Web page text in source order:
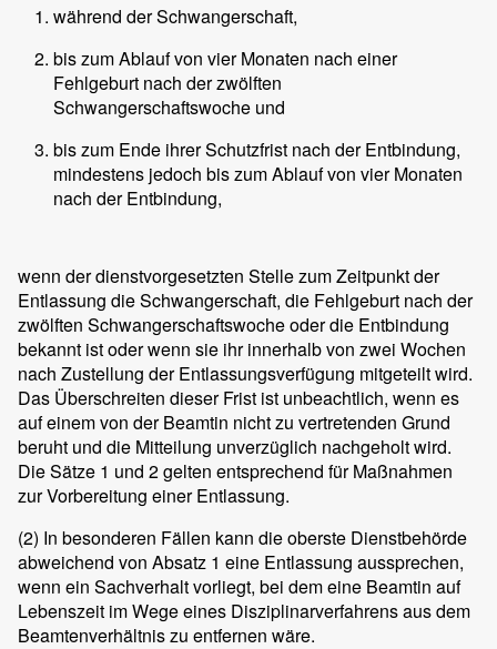
während der Schwangerschaft,
bis zum Ablauf von vier Monaten nach einer
Fehlgeburt nach der zwölften
Schwangerschaftswoche und
bis zum Ende ihrer Schutzfrist nach der Entbindung,
mindestens jedoch bis zum Ablauf von vier Monaten
nach der Entbindung,
wenn der dienstvorgesetzten Stelle zum Zeitpunkt der
Entlassung die Schwangerschaft, die Fehlgeburt nach der
zwölften Schwangerschaftswoche oder die Entbindung
bekannt ist oder wenn sie ihr innerhalb von zwei Wochen
nach Zustellung der Entlassungsverfügung mitgeteilt wird.
Das Überschreiten dieser Frist ist unbeachtlich, wenn es
auf einem von der Beamtin nicht zu vertretenden Grund
beruht und die Mitteilung unverzüglich nachgeholt wird.
Die Sätze 1 und 2 gelten entsprechend für Maßnahmen
zur Vorbereitung einer Entlassung.
(2) In besonderen Fällen kann die oberste Dienstbehörde
abweichend von Absatz 1 eine Entlassung aussprechen,
wenn ein Sachverhalt vorliegt, bei dem eine Beamtin auf
Lebenszeit im Wege eines Disziplinarverfahrens aus dem
Beamtenverhältnis zu entfernen wäre.